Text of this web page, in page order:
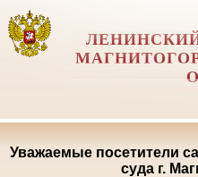
Уважаемые посетители
суда г.